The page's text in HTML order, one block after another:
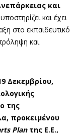
και
και έχει
στο εκπαιδευτικό
και
Δεκεμβρίου,
της
προκειμένου
Plan της Ε.Ε.,